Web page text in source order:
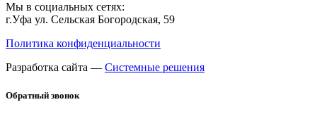
Мы в социальных сетях:
г.Уфа ул. Сельская Богородская, 59
Политика конфиденциальности
Разработка сайта — Системные решения
Обратный звонок